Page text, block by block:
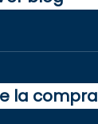
la compra